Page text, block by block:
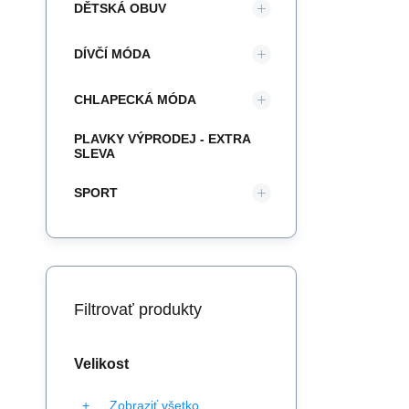
DĚTSKÁ OBUV
DÍVČÍ MÓDA
CHLAPECKÁ MÓDA
PLAVKY VÝPRODEJ - EXTRA
SLEVA
SPORT
Filtrovať produkty
Velikost
Zobraziť všetko